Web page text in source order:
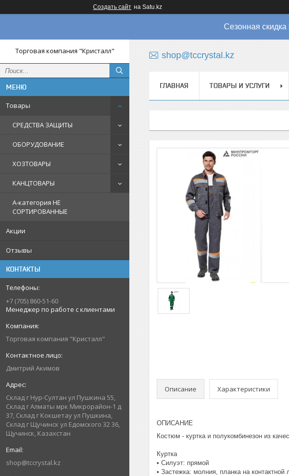
Создать сайт на Satu.kz
Сезонная
Торговая компания "Кристалл"
Товары
СРЕДСТВА ЗАЩИТЫ
ОБОРУДОВАНИЕ
ХОЗТОВАРЫ
КАНЦТОВАРЫ
A-категория НЕ
СОРТИРОВАННЫЕ
Акции
Отзывы
КОНТАКТЫ
+7 (705) 860-51-60
Менеджер по работе с клиентами
Торговая компания "Кристалл"
Дмитрий Акимов
Склад г Нур-Султан ул Пушкина 55,
Склад г Алматы мрк Микрорайон-1 д
37, Склад г Кокшетау ул Пушкина,
Склад г Щучинск ул Едомского 32 36,
Щучинск, Казахстан
shop@tccrystal.kz
shop@tccrystal.kz
ГЛАВНАЯ ТОВАРЫ И УСЛУГИ
Описание Характеристики
ОПИСАНИЕ
Костюм - куртка и полукомбинезон из
Куртка
• Силуэт: прямой
• Застежка: молния, планка на контактной